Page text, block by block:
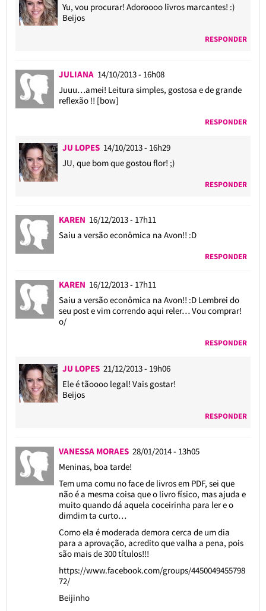
Yu, vou procurar! Adoroooo livros marcantes! :)
Beijos
RESPONDER
JULIANA 14/10/2013 - 16h08
Juuu…amei! Leitura simples, gostosa e de grande
reflexão !! [bow]
RESPONDER
JU LOPES 14/10/2013 - 16h29
JU, que bom que gostou flor! ;)
RESPONDER
KAREN 16/12/2013 - 17h11
Saiu a versão econômica na Avon!! :D
RESPONDER
KAREN 16/12/2013 - 17h11
Saiu a versão econômica na Avon!! :D Lembrei do
seu post e vim correndo aqui reler… Vou comprar!
o/
RESPONDER
JU LOPES 21/12/2013 - 19h06
Ele é tãoooo legal! Vais gostar!
Beijos
RESPONDER
VANESSA MORAES 28/01/2014 - 13h05
Meninas, boa tarde!
Tem uma comu no face de livros em PDF, sei que
não é a mesma coisa que o livro físico, mas ajuda e
muito quando dá aquela coceirinha para ler e o
dimdim ta curto…
Como ela é moderada demora cerca de um dia
para a aprovação, acredito que valha a pena, pois
são mais de 300 títulos!!!
https://www.facebook.com/groups/4450049455798
72/
Beijinho